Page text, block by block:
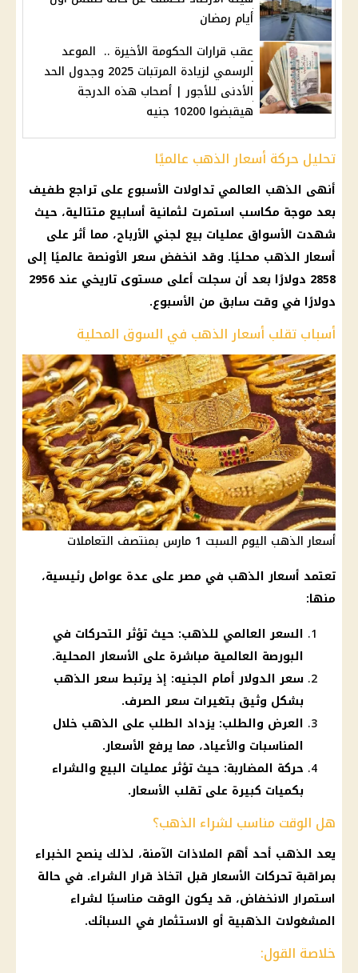
أيام رمضان
عقب قرارات الحكومة الأخيرة .. الموعد
الرسمي لزيادة المرتبات 2025 وجدول الحد
الأدنى للأجور | أصحاب هذه الدرجة
هيقبضوا 10200 جنيه
تحليل حركة أسعار الذهب عالميًا
أنهى الذهب العالمي تداولات الأسبوع على تراجع طفيف
بعد موجة مكاسب استمرت لثمانية أسابيع متتالية، حيث
شهدت الأسواق عمليات بيع لجني الأرباح، مما أثر على
أسعار الذهب محليًا. وقد انخفض سعر الأونصة عالميًا إلى
2858 دولارًا بعد أن سجلت أعلى مستوى تاريخي عند 2956
دولارًا في وقت سابق من الأسبوع.
أسباب تقلب أسعار الذهب في السوق المحلية
أسعار الذهب اليوم السبت 1 مارس بمنتصف التعاملات
تعتمد أسعار الذهب في مصر على عدة عوامل رئيسية،
منها:
السعر العالمي للذهب: حيث تؤثر التحركات في
البورصة العالمية مباشرة على الأسعار المحلية.
سعر الدولار أمام الجنيه: إذ يرتبط سعر الذهب
بشكل وثيق بتغيرات سعر الصرف.
العرض والطلب: يزداد الطلب على الذهب خلال
المناسبات والأعياد، مما يرفع الأسعار.
حركة المضاربة: حيث تؤثر عمليات البيع والشراء
بكميات كبيرة على تقلب الأسعار.
هل الوقت مناسب لشراء الذهب؟
يعد الذهب أحد أهم الملاذات الآمنة، لذلك ينصح الخبراء
بمراقبة تحركات الأسعار قبل اتخاذ قرار الشراء. في حالة
استمرار الانخفاض، قد يكون الوقت مناسبًا لشراء
المشغولات الذهبية أو الاستثمار في السبائك.
خلاصة القول: